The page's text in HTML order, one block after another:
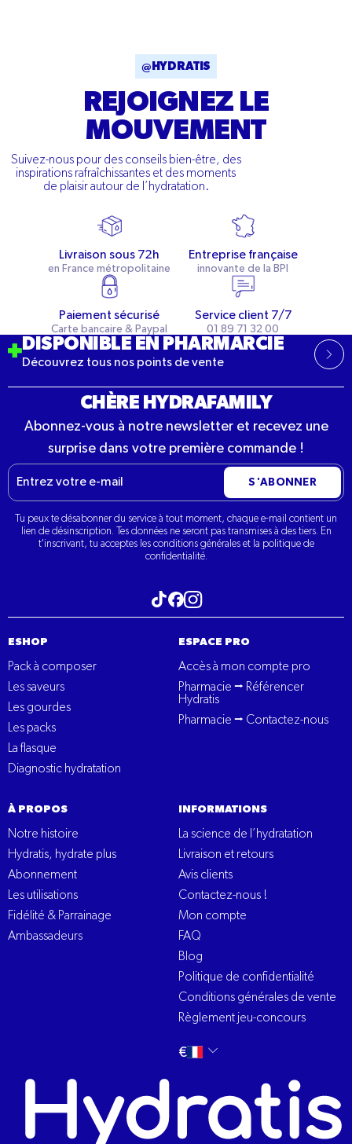
@HYDRATIS
REJOIGNEZ LE
MOUVEMENT
Suivez-nous pour des conseils bien-être, des
inspirations rafraîchissantes et des moments
de plaisir autour de l’hydratation.
Livraison sous 72h
en France métropolitaine
Entreprise française
innovante de la BPI
Paiement sécurisé
Carte bancaire & Paypal
Service client 7/7
01 89 71 32 00
CHÈRE HYDRAFAMILY
Abonnez-vous à notre newsletter et recevez une
surprise dans votre première commande !
E-
mail
S'ABONNER
Tu peux te désabonner du service à tout moment, chaque e-mail contient un
lien de désinscription. Tes données ne seront pas transmises à des tiers. En
t'inscrivant, tu acceptes les conditions générales et la politique de
confidentialité.
Visitez notre tiktokVisitez notre Facebook
DISPONIBLE EN PHARMARCIE
Découvrez tous nos points de vente
ESHOP
Pack à composer
Les saveurs
Les gourdes
Les packs
La flasque
Diagnostic hydratation
ESPACE PRO
Accès à mon compte pro
Pharmacie ⭢ Référencer
Hydratis
Pharmacie ⭢ Contactez-nous
À PROPOS
Notre histoire
Hydratis, hydrate plus
Abonnement
Les utilisations
Fidélité & Parrainage
Ambassadeurs
INFORMATIONS
La science de l’hydratation
Livraison et retours
Avis clients
Contactez-nous !
Mon compte
FAQ
Blog
Politique de confidentialité
Conditions générales de vente
Règlement jeu-concours
Changer
€ français